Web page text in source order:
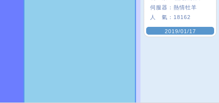
伺服器： 熱情牡羊
人 氣： 18162
2019/01/17